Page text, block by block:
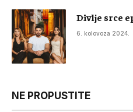
Divlje srce
6. kolovoza 2024.
NE PROPUSTITE